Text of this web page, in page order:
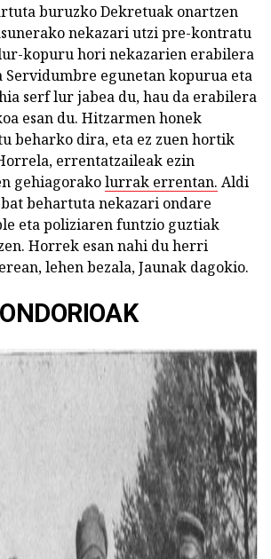
buruzko Dekretuak onartzen
nekazari utzi pre-kontratu
kopuru hori nekazarien erabilera
egunetan kopurua eta
serf lur jabea du, hau da erabilera
esan du. Hitzarmen honek
beharko dira, eta ez zuen hortik
errentatzaileak ezin
gehiagorakolurrak errentan. Aldi
behartuta nekazari ondare
eta poliziaren funtzio guztiak
Horrek esan nahi du herri
lehen bezala, Jaunak dagokio.